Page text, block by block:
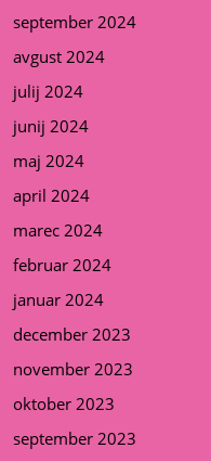
september 2024
avgust 2024
julij 2024
junij 2024
maj 2024
april 2024
marec 2024
februar 2024
januar 2024
december 2023
november 2023
oktober 2023
september 2023